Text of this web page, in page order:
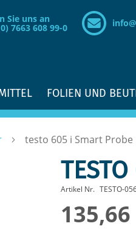
Sie uns an
7663 608 99-0
FOLIEN UND
testo 605 i Smart Probe
Artikel Nr. TESTO-
135,66